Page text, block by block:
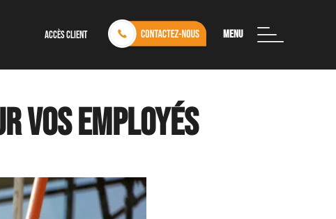
Accès client Menu
vos employés